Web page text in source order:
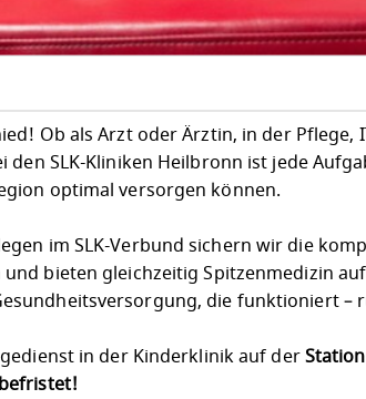
Ob als Arzt oder Ärztin, in der Pflege,
den SLK-Kliniken Heilbronn ist jede
optimal versorgen können.
im SLK-Verbund sichern wir die
bieten gleichzeitig Spitzenmedizin
die funktioniert –
in der Kinderklinik auf der